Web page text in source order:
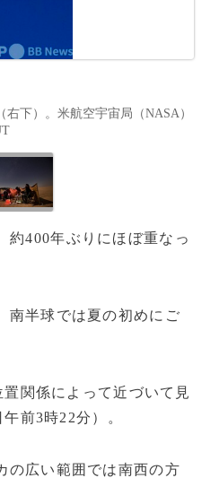
下）。米航空宇宙局（NASA）
約400年ぶりにほぼ重なっ
南半球では夏の初めにご
関係によって近づいて見
前3時22分）。
の広い範囲では南西の方